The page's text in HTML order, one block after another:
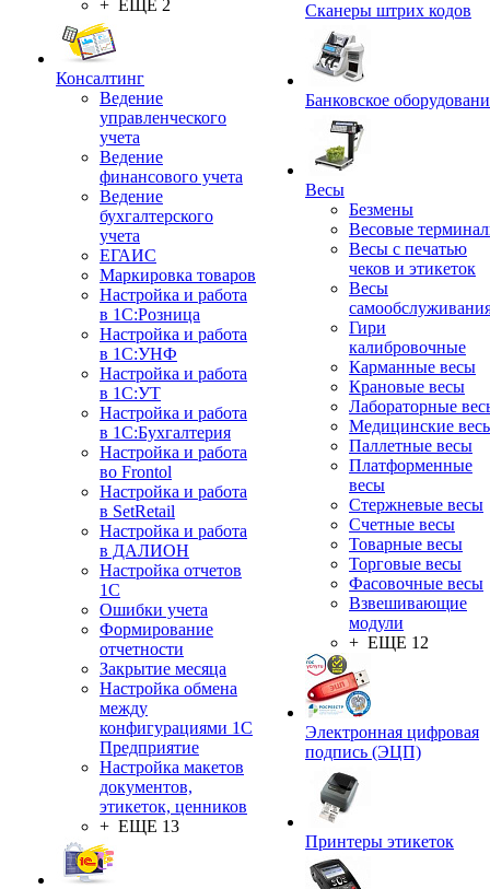
+ ЕЩЕ 2
Консалтинг
Ведение
управленческого
учета
Ведение
финансового учета
Ведение
бухгалтерского
учета
ЕГАИС
Маркировка товаров
Настройка и работа
в 1С:Розница
Настройка и работа
в 1С:УНФ
Настройка и работа
в 1С:УТ
Настройка и работа
в 1С:Бухгалтерия
Настройка и работа
во Frontol
Настройка и работа
в SetRetail
Настройка и работа
в ДАЛИОН
Настройка отчетов
1С
Ошибки учета
Формирование
отчетности
Закрытие месяца
Настройка обмена
между
конфигурациями 1С
Предприятие
Настройка макетов
документов,
этикеток, ценников
+ ЕЩЕ 13
Сканеры штрих кодов
Банковское
Весы
Безмены
Весовые
Весы с печатью
чеков и этикеток
Весы
Гири
калибровочные
Карманные весы
Крановые весы
Лабораторные
Медицинские
Паллетные весы
Платформенные
весы
Стержневые весы
Счетные весы
Товарные весы
Торговые весы
Фасовочные весы
Взвешивающие
модули
+ ЕЩЕ 12
Электронная цифровая
подпись (ЭЦП)
Принтеры этикеток